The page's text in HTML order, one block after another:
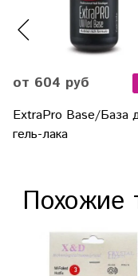
от 604 руб
ExtraPro Base/База
гель-лака
Похожие